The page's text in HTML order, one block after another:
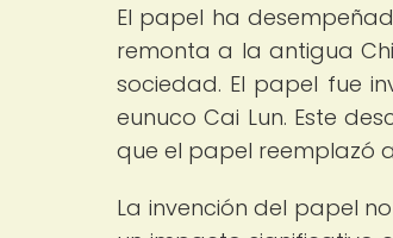
El papel ha
remonta a la antigua
sociedad. El papel fue
eunuco Cai Lun. Este
que el papel reemplazó
La invención del papel